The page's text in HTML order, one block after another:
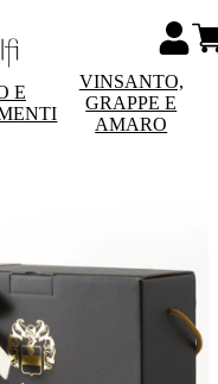
E
VINSANTO,
GRAPPE E
AMARO